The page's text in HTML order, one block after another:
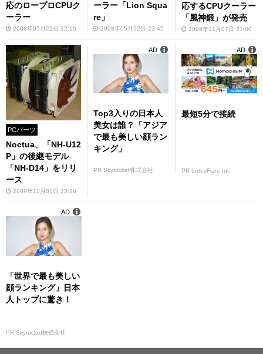
応のロープロCPUク
ーラー
2008年05月22日 22:15
ーラー「Lion Squa
re」
2008年05月22日 23:45
応するCPUクーラー
「風神鍛」が発売
2009年11月07日 21:00
PCパーツ
Noctua、「NH-U12
P」の後継モデル
「NH-D14」をリリ
ース
2009年12月01日 23:30
Top3入りの日本人
美女は誰？「アジア
で最も美しい顔ラン
キング」
PR Skyrocket株式会社
AD
最短5分で接続
PR LotusFlare Inc
AD
「世界で最も美しい
顔ランキング」日本
人トップに驚き！
PR Skyrocket株式会社
AD